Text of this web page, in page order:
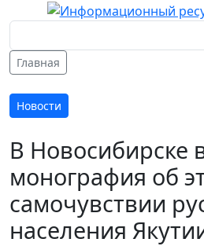
Главная
Новости
В Новосибирске
монография об
самочувствии
населения